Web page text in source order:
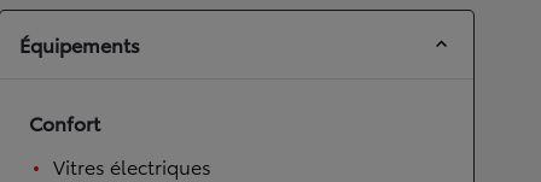
Équipements
Confort
Vitres électriques